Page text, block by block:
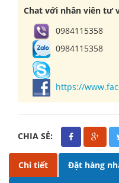
Chat với nhân viên tư
0984115358
0984115358
https://
CHIA SẺ:
Chi tiết Đặt hàng